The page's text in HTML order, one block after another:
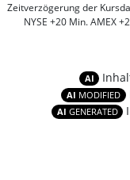
Zeitverzögerung der
NYSE +20 Min. AMEX
AI
AI MODIFIED
AI GENERATED